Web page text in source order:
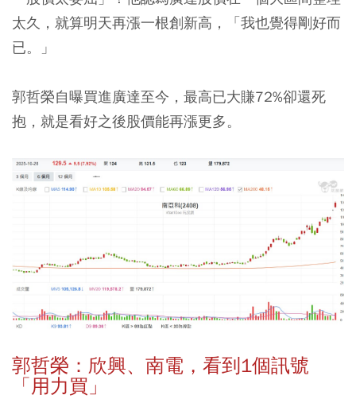
太久，就算明天再漲一根創新高，「我也覺得剛好而
已。」
郭哲榮自曝買進廣達至今，最高已大賺72%卻還死
抱，就是看好之後股價能再漲更多。
郭哲榮：欣興、南電，看到1個訊號
「用力買」